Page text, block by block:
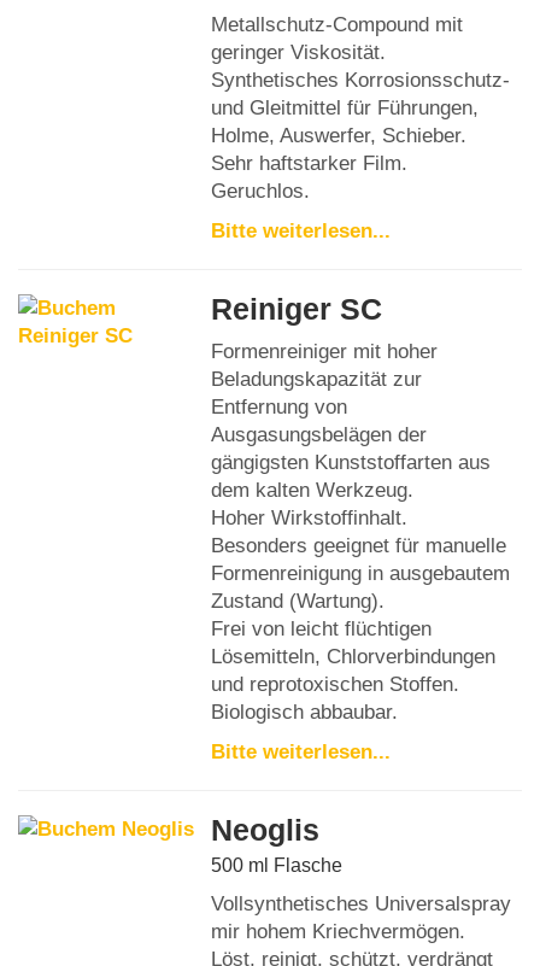
Metallschutz-Compound mit
geringer Viskosität.
Synthetisches Korrosionsschutz-
und Gleitmittel für Führungen,
Holme, Auswerfer, Schieber.
Sehr haftstarker Film.
Geruchlos.
Bitte weiterlesen...
Reiniger SC
Formenreiniger mit hoher
Beladungskapazität zur
Entfernung von
Ausgasungsbelägen der
gängigsten Kunststoffarten aus
dem kalten Werkzeug.
Hoher Wirkstoffinhalt.
Besonders geeignet für manuelle
Formenreinigung in ausgebautem
Zustand (Wartung).
Frei von leicht flüchtigen
Lösemitteln, Chlorverbindungen
und reprotoxischen Stoffen.
Biologisch abbaubar.
Bitte weiterlesen...
Neoglis
500 ml Flasche
Vollsynthetisches Universalspray
mir hohem Kriechvermögen.
Löst, reinigt, schützt, verdrängt